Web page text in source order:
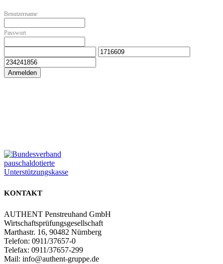
Benutzername
Passwort
Anmelden
KONTAKT
AUTHENT Penstreuhand GmbH
Wirtschaftsprüfungsgesellschaft
Marthastr. 16, 90482 Nürnberg
Telefon: 0911/37657-0
Telefax: 0911/37657-299
Mail: info@authent-gruppe.de